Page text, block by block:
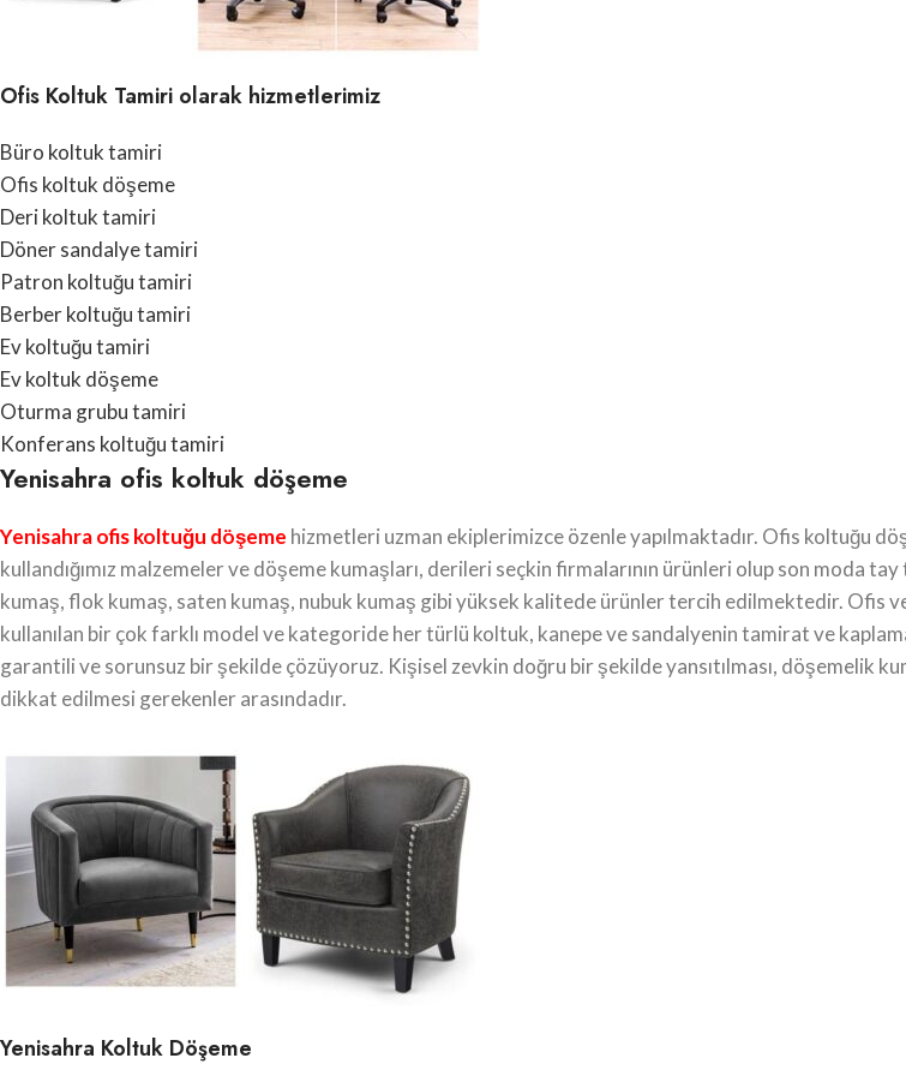
Ofis Koltuk Tamiri olarak hizmetlerimiz
Büro koltuk tamiri
Ofis koltuk döşeme
Deri koltuk tamiri
Döner sandalye tamiri
Patron koltuğu tamiri
Berber koltuğu tamiri
Ev koltuğu tamiri
Ev koltuk döşeme
Oturma grubu tamiri
Konferans koltuğu tamiri
Yenisahra ofis koltuk döşeme
Yenisahra ofis koltuğu döşeme hizmetleri uzman ekiplerimizce özenle yapılmaktadır. Ofis koltuğu
kullandığımız malzemeler ve döşeme kumaşları, derileri seçkin firmalarının ürünleri olup son moda
kumaş, flok kumaş, saten kumaş, nubuk kumaş gibi yüksek kalitede ürünler tercih edilmektedir. Ofis
kullanılan bir çok farklı model ve kategoride her türlü koltuk, kanepe ve sandalyenin tamirat ve
garantili ve sorunsuz bir şekilde çözüyoruz. Kişisel zevkin doğru bir şekilde yansıtılması, döşemelik
dikkat edilmesi gerekenler arasındadır.
Yenisahra Koltuk Döşeme